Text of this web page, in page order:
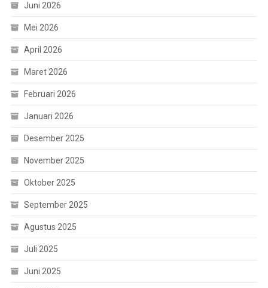
Juni 2026
Mei 2026
April 2026
Maret 2026
Februari 2026
Januari 2026
Desember 2025
November 2025
Oktober 2025
September 2025
Agustus 2025
Juli 2025
Juni 2025